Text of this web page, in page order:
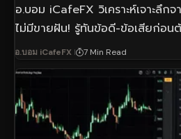
อ.บอม iCafeFX วิเคราะห์เจาะลึก
ไม่มีขายฝัน! รู้ทันข้อดี-ข้อเสียก่อนตั
อ.บอม iCafeFX 7 Min Read